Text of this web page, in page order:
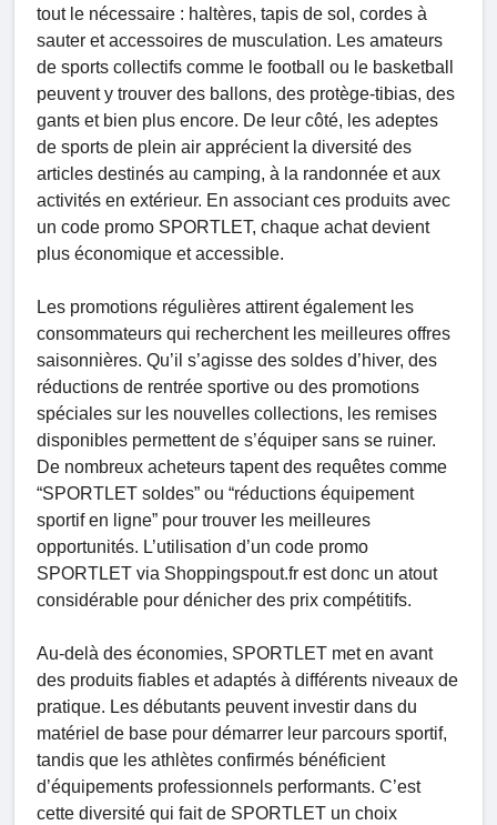
tout le nécessaire : haltères, tapis de sol, cordes à
sauter et accessoires de musculation. Les amateurs
de sports collectifs comme le football ou le basketball
peuvent y trouver des ballons, des protège-tibias, des
gants et bien plus encore. De leur côté, les adeptes
de sports de plein air apprécient la diversité des
articles destinés au camping, à la randonnée et aux
activités en extérieur. En associant ces produits avec
un code promo SPORTLET, chaque achat devient
plus économique et accessible.
Les promotions régulières attirent également les
consommateurs qui recherchent les meilleures offres
saisonnières. Qu’il s’agisse des soldes d’hiver, des
réductions de rentrée sportive ou des promotions
spéciales sur les nouvelles collections, les remises
disponibles permettent de s’équiper sans se ruiner.
De nombreux acheteurs tapent des requêtes comme
“SPORTLET soldes” ou “réductions équipement
sportif en ligne” pour trouver les meilleures
opportunités. L’utilisation d’un code promo
SPORTLET via Shoppingspout.fr est donc un atout
considérable pour dénicher des prix compétitifs.
Au-delà des économies, SPORTLET met en avant
des produits fiables et adaptés à différents niveaux de
pratique. Les débutants peuvent investir dans du
matériel de base pour démarrer leur parcours sportif,
tandis que les athlètes confirmés bénéficient
d’équipements professionnels performants. C’est
cette diversité qui fait de SPORTLET un choix